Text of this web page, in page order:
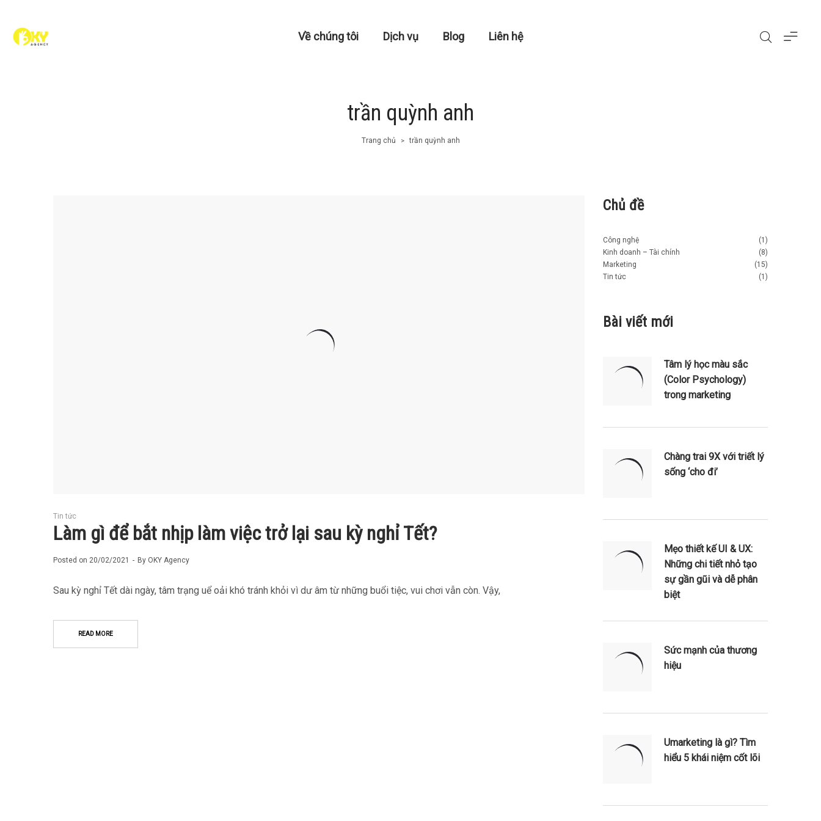
Về chúng tôi Dịch vụ Blog Liên hệ
trần quỳnh anh
Trang chủ > trần quỳnh anh
Tin tức
Làm gì để bắt nhịp làm việc trở lại sau kỳ nghỉ Tết?
Posted on 20/02/2021 By OKY Agency
Sau kỳ nghỉ Tết dài ngày, tâm trạng uể oải khó tránh khỏi vì dư âm từ những buổi tiệc, vui chơi vẫn còn. Vậy,
READ MORE
Chủ đề
Công nghệ
(1)
Kinh doanh – Tài chính
(8)
Marketing
(15)
Tin tức
(1)
Bài viết mới
Tâm lý học màu sắc
(Color Psychology)
trong marketing
Chàng trai 9X với triết lý
sống ‘cho đi’
Mẹo thiết kế UI & UX:
Những chi tiết nhỏ tạo
sự gần gũi và dễ phân
biệt
Sức mạnh của thương
hiệu
Umarketing là gì? Tìm
hiểu 5 khái niệm cốt lõi